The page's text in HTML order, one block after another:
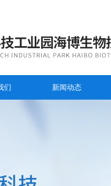
们 新闻动态